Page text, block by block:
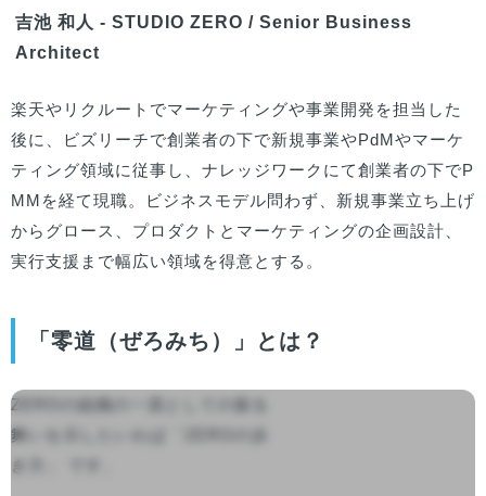
吉池 和人 - STUDIO ZERO / Senior Business
Architect
楽天やリクルートでマーケティングや事業開発を担当した
後に、ビズリーチで創業者の下で新規事業やPdMやマーケ
ティング領域に従事し、ナレッジワークにて創業者の下でP
MMを経て現職。ビジネスモデル問わず、新規事業立ち上げ
からグロース、プロダクトとマーケティングの企画設計、
実行支援まで幅広い領域を得意とする。
「零道（ぜろみち）」とは？
ZEROの組織の一員としての振る
舞いを示したいわば「ZEROの歩
き方」 です。